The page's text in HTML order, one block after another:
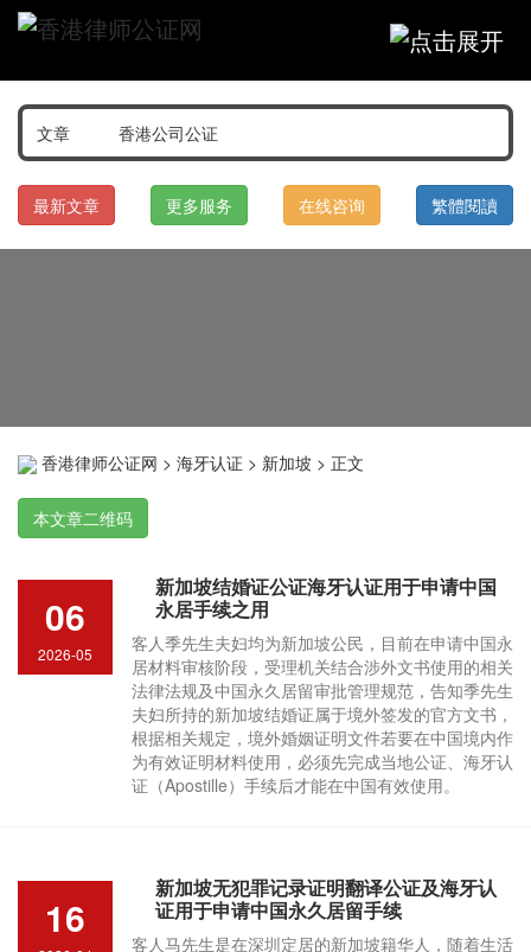
最新文章 更多服务 在线咨询 繁體閱讀
香港律师公证网 > 海牙认证 > 新加坡 > 正文
本文章二维码
06
2026-05
新加坡结婚证公证海牙认证用于申请中国
永居手续之用
客人季先生夫妇均为新加坡公民，目前在申请中国永
居材料审核阶段，受理机关结合涉外文书使用的相关
法律法规及中国永久居留审批管理规范，告知季先生
夫妇所持的新加坡结婚证属于境外签发的官方文书，
根据相关规定，境外婚姻证明文件若要在中国境内作
为有效证明材料使用，必须先完成当地公证、海牙认
证（Apostille）手续后才能在中国有效使用。
16
新加坡无犯罪记录证明翻译公证及海牙认
证用于申请中国永久居留手续
客人马先生是在深圳定居的新加坡籍华人，随着生活